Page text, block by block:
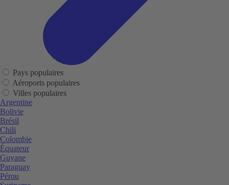
Pays populaires
Aéroports populaires
Villes populaires
Argentine
Bolivie
Brésil
Chili
Colombie
Équateur
Guyane
Paraguay
Pérou